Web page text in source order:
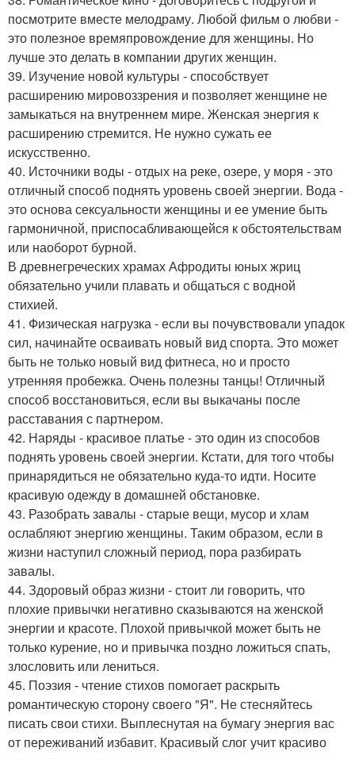
посмотрите вместе мелодраму. Любой фильм о любви -
это полезное времяпровождение для женщины. Но
лучше это делать в компании других женщин.
39. Изучение новой культуры - способствует
расширению мировоззрения и позволяет женщине не
замыкаться на внутреннем мире. Женская энергия к
расширению стремится. Не нужно сужать ее
искусственно.
40. Источники воды - отдых на реке, озере, у моря - это
отличный способ поднять уровень своей энергии. Вода -
это основа сексуальности женщины и ее умение быть
гармоничной, приспосабливающейся к обстоятельствам
или наоборот бурной.
В древнегреческих храмах Афродиты юных жриц
обязательно учили плавать и общаться с водной
стихией.
41. Физическая нагрузка - если вы почувствовали упадок
сил, начинайте осваивать новый вид спорта. Это может
быть не только новый вид фитнеса, но и просто
утренняя пробежка. Очень полезны танцы! Отличный
способ восстановиться, если вы выкачаны после
расставания с партнером.
42. Наряды - красивое платье - это один из способов
поднять уровень своей энергии. Кстати, для того чтобы
принарядиться не обязательно куда-то идти. Носите
красивую одежду в домашней обстановке.
43. Разобрать завалы - старые вещи, мусор и хлам
ослабляют энергию женщины. Таким образом, если в
жизни наступил сложный период, пора разбирать
завалы.
44. Здоровый образ жизни - стоит ли говорить, что
плохие привычки негативно сказываются на женской
энергии и красоте. Плохой привычкой может быть не
только курение, но и привычка поздно ложиться спать,
злословить или лениться.
45. Поэзия - чтение стихов помогает раскрыть
романтическую сторону своего "Я". Не стесняйтесь
писать свои стихи. Выплеснутая на бумагу энергия вас
от переживаний избавит. Красивый слог учит красиво